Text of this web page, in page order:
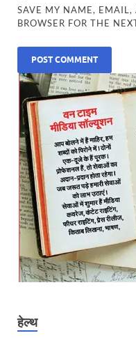
SAVE MY NAME,
BROWSER FOR THE
हेल्थ